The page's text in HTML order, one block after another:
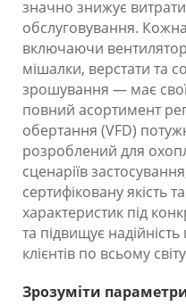
значно знижує
обслуговування.
включаючи
мішалки, верстати та
зрошування — має
повний асортимент
обертання (VFD)
розроблений для
сценаріїв
сертифіковану якість
характеристик під
та підвищує
клієнтів по всьому
Зрозуміти